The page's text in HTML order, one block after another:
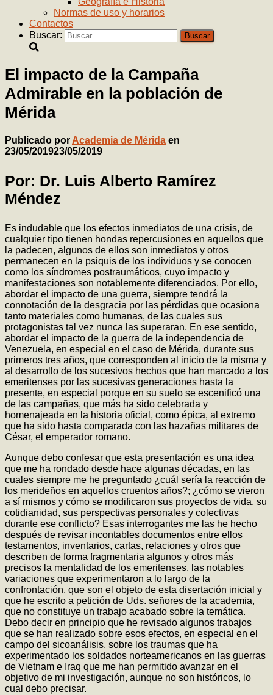
Normas de uso y horarios
Contactos
Buscar:
El impacto de la Campaña
Admirable en la población de
Mérida
Publicado por Academia de Mérida en
23/05/201923/05/2019
Por: Dr. Luis Alberto Ramírez
Méndez
Es indudable que los efectos inmediatos de una crisis, de
cualquier tipo tienen hondas repercusiones en aquellos que
la padecen, algunos de ellos son inmediatos y otros
permanecen en la psiquis de los individuos y se conocen
como los síndromes postraumáticos, cuyo impacto y
manifestaciones son notablemente diferenciados. Por ello,
abordar el impacto de una guerra, siempre tendrá la
connotación de la desgracia por las pérdidas que ocasiona
tanto materiales como humanas, de las cuales sus
protagonistas tal vez nunca las superaran. En ese sentido,
abordar el impacto de la guerra de la independencia de
Venezuela, en especial en el caso de Mérida, durante sus
primeros tres años, que corresponden al inicio de la misma y
al desarrollo de los sucesivos hechos que han marcado a los
emeritenses por las sucesivas generaciones hasta la
presente, en especial porque en su suelo se escenificó una
de las campañas, que más ha sido celebrada y
homenajeada en la historia oficial, como épica, al extremo
que ha sido hasta comparada con las hazañas militares de
César, el emperador romano.
Aunque debo confesar que esta presentación es una idea
que me ha rondado desde hace algunas décadas, en las
cuales siempre me he preguntado ¿cuál sería la reacción de
los merideños en aquellos cruentos años?; ¿cómo se vieron
a sí mismos y cómo se modificaron sus proyectos de vida, su
cotidianidad, sus perspectivas personales y colectivas
durante ese conflicto? Esas interrogantes me las he hecho
después de revisar incontables documentos entre ellos
testamentos, inventarios, cartas, relaciones y otros que
describen de forma fragmentaria algunos y otros más
precisos la mentalidad de los emeritenses, las notables
variaciones que experimentaron a lo largo de la
confrontación, que son el objeto de esta disertación inicial y
que he escrito a petición de Uds. señores de la academia,
que no constituye un trabajo acabado sobre la temática.
Debo decir en principio que he revisado algunos trabajos
que se han realizado sobre esos efectos, en especial en el
campo del sicoanálisis, sobre los traumas que ha
experimentado los soldados norteamericanos en las guerras
de Vietnam e Iraq que me han permitido avanzar en el
objetivo de mi investigación, aunque no son históricos, lo
cual debo precisar.